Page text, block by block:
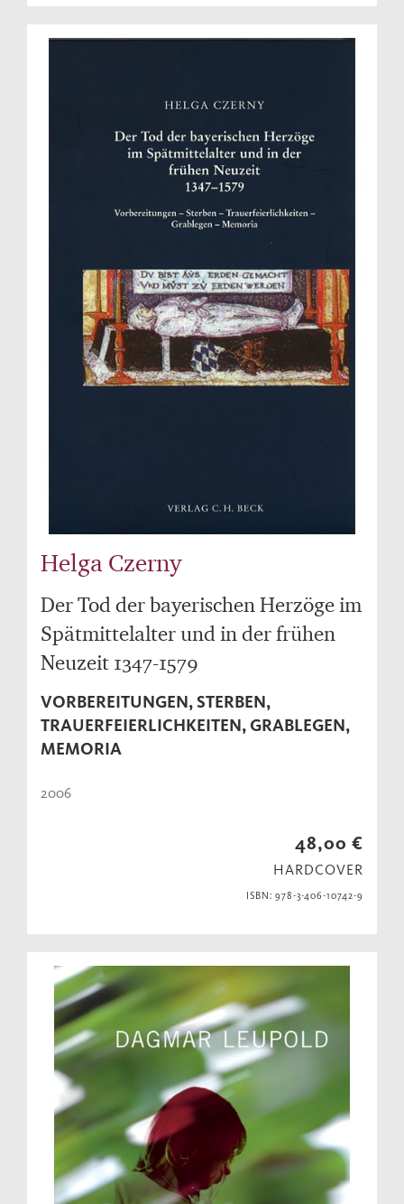
Helga Czerny
Der Tod der bayerischen Herzöge im
Spätmittelalter und in der frühen
Neuzeit 1347-1579
VORBEREITUNGEN, STERBEN,
TRAUERFEIERLICHKEITEN, GRABLEGEN,
MEMORIA
2006
48,00 €
HARDCOVER
ISBN: 978-3-406-10742-9